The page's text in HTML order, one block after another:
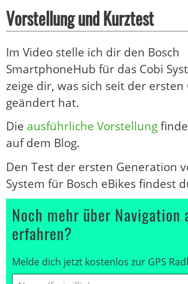
Vorstellung und Kurztest
Im Video stelle ich dir den Bosch
SmartphoneHub für das Cobi
zeige dir, was sich seit der
geändert hat.
Die ausführliche Vorstellung
auf dem Blog.
Den Test der ersten Generation
System für Bosch eBikes findest
Noch mehr über Navigation
erfahren?
Melde dich jetzt kostenlos zur GPS